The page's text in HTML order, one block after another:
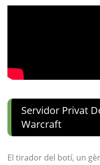
Servidor Privat
Warcraft
El tirador del botí, un